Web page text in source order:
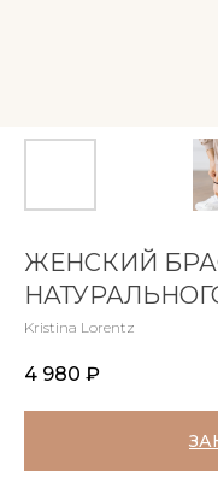
ЖЕНСКИЙ
Kristina Lorentz
4 980 ₽